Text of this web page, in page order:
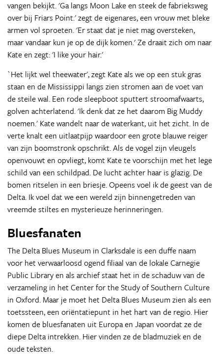
vangen bekijkt. 'Ga langs Moon Lake en steek de fabrieksweg
over bij Friars Point.' zegt de eigenares, een vrouw met bleke
armen vol sproeten. 'Er staat dat je niet mag oversteken,
maar vandaar kun je op de dijk komen.' Ze draait zich om naar
Kate en zegt: 'I like your hair.'
`Het lijkt wel theewater', zegt Kate als we op een stuk gras
staan en de Mississippi langs zien stromen aan de voet van
de steile wal. Een rode sleepboot sputtert stroomafwaarts,
golven achterlatend. 'Ik denk dat ze het daarom Big Muddy
noemen.' Kate wandelt naar de waterkant, uit het zicht. In de
verte knalt een uitlaatpijp waardoor een grote blauwe reiger
van zijn boomstronk opschrikt. Als de vogel zijn vleugels
openvouwt en opvliegt, komt Kate te voorschijn met het lege
schild van een schildpad. De lucht achter haar is glazig. De
bomen ritselen in een briesje. Opeens voel ik de geest van de
Delta. Ik voel dat we een wereld zijn binnengetreden van
vreemde stiltes en mysterieuze herinneringen.
Bluesfanaten
The Delta Blues Museum in Clarksdale is een duffe naam
voor het verwaarloosd ogend filiaal van de lokale Carnegie
Public Library en als archief staat het in de schaduw van de
verzameling in het Center for the Study of Southern Culture
in Oxford. Maar je moet het Delta Blues Museum zien als een
toetssteen, een oriëntatiepunt in het hart van de regio. Hier
komen de bluesfanaten uit Europa en Japan voordat ze de
diepe Delta intrekken. Hier vinden ze de bladmuziek en de
oude teksten.